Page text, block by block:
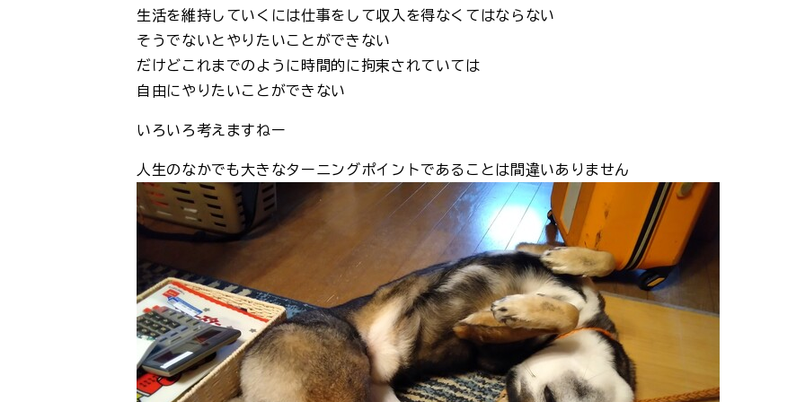
生活を維持していくには仕事をして収入を得なくてはならない
そうでないとやりたいことができない
だけどこれまでのように時間的に拘束されていては
自由にやりたいことができない
いろいろ考えますねー
人生のなかでも大きなターニングポイントであることは間違いありません